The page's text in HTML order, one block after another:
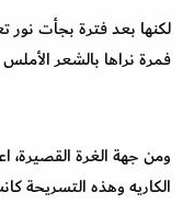
لكنها بعد فترة بجأت نور
فمرة نراها بالشعر
ومن جهة الغرة القصيرة،
الكاريه وهذه التسريحة